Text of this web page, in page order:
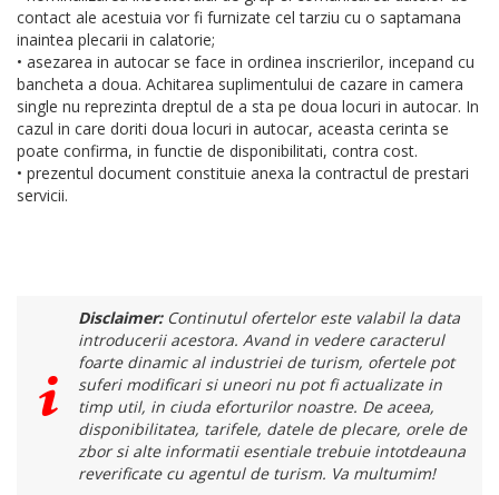
contact ale acestuia vor fi furnizate cel tarziu cu o saptamana
inaintea plecarii in calatorie;
• asezarea in autocar se face in ordinea inscrierilor, incepand cu
bancheta a doua. Achitarea suplimentului de cazare in camera
single nu reprezinta dreptul de a sta pe doua locuri in autocar. In
cazul in care doriti doua locuri in autocar, aceasta cerinta se
poate confirma, in functie de disponibilitati, contra cost.
• prezentul document constituie anexa la contractul de prestari
servicii.
Disclaimer:Continutul ofertelor este valabil la data
introducerii acestora. Avand in vedere caracterul
foarte dinamic al industriei de turism, ofertele pot
suferi modificari si uneori nu pot fi actualizate in
timp util, in ciuda eforturilor noastre. De aceea,
disponibilitatea, tarifele, datele de plecare, orele de
zbor si alte informatii esentiale trebuie intotdeauna
reverificate cu agentul de turism. Va multumim!